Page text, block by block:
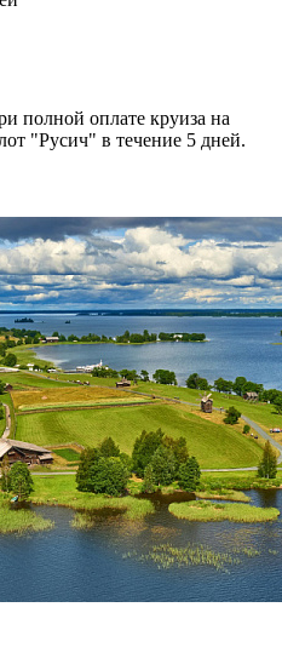
полной оплате круиза на
"Русич" в течение 5 дней.